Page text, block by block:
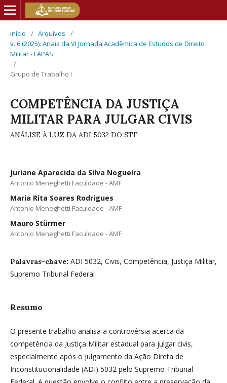
Início / Arquivos
/
v. 6 (2025): Anais da VI Jornada Acadêmica de Estudos de Direito
Militar - FAPAS
/
Grupo de Trabalho I
COMPETÊNCIA DA JUSTIÇA
MILITAR PARA JULGAR CIVIS
ANÁLISE À LUZ DA ADI 5032 DO STF
Juriane Aparecida da Silva Nogueira
Antonio Meneghetti Faculdade - AMF
Maria Rita Soares Rodrigues
Antonio Meneghetti Faculdade - AMF
Mauro Stürmer
Antonio Meneghetti Faculdade - AMF
Palavras-chave: ADI 5032, Civis, Competência, Justiça Militar,
Supremo Tribunal Federal
Resumo
O presente trabalho analisa a controvérsia acerca da
competência da Justiça Militar estadual para julgar civis,
especialmente após o julgamento da Ação Direta de
Inconstitucionalidade (ADI) 5032 pelo Supremo Tribunal